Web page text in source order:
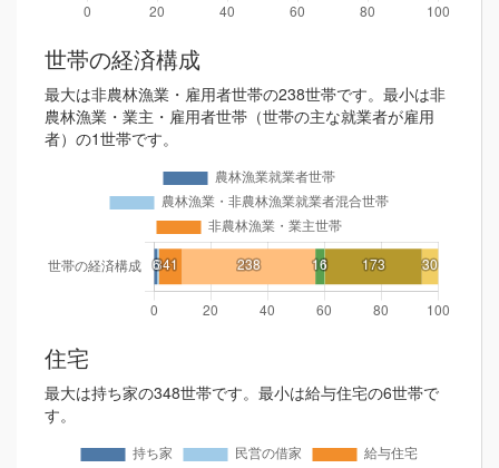
世帯の経済構成
最大は非農林漁業・雇用者世帯の238世帯です。最小は非
農林漁業・業主・雇用者世帯（世帯の主な就業者が雇用
者）の1世帯です。
住宅
最大は持ち家の348世帯です。最小は給与住宅の6世帯で
す。